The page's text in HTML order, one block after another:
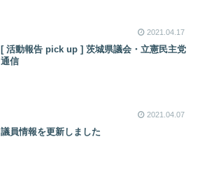
2021.04.17
[ 活動報告 pick up ] 茨城県議会・立憲民主党
通信
2021.04.07
議員情報を更新しました